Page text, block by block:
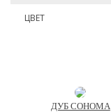
ЦВЕТ
ДУБ СОНОМА